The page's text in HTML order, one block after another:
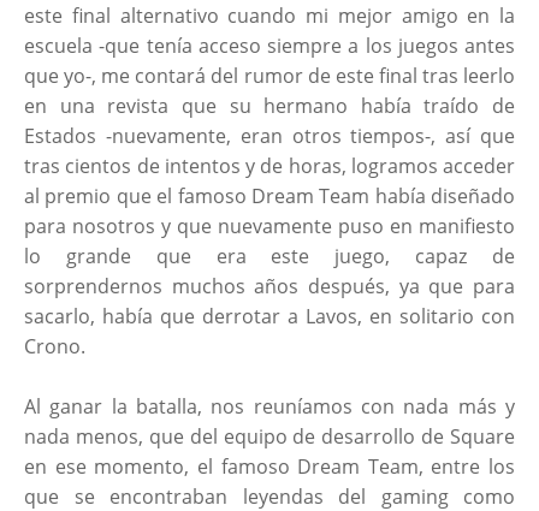
este final alternativo cuando mi mejor amigo en la
escuela -que tenía acceso siempre a los juegos antes
que yo-, me contará del rumor de este final tras leerlo
en una revista que su hermano había traído de
Estados -nuevamente, eran otros tiempos-, así que
tras cientos de intentos y de horas, logramos acceder
al premio que el famoso Dream Team había diseñado
para nosotros y que nuevamente puso en manifiesto
lo grande que era este juego, capaz de
sorprendernos muchos años después, ya que para
sacarlo, había que derrotar a Lavos, en solitario con
Crono.
Al ganar la batalla, nos reuníamos con nada más y
nada menos, que del equipo de desarrollo de Square
en ese momento, el famoso Dream Team, entre los
que se encontraban leyendas del gaming como